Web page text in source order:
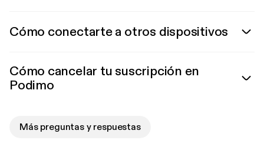
Cómo conectarte a otros dispositivos
Cómo cancelar tu suscripción en
Podimo
Más preguntas y respuestas